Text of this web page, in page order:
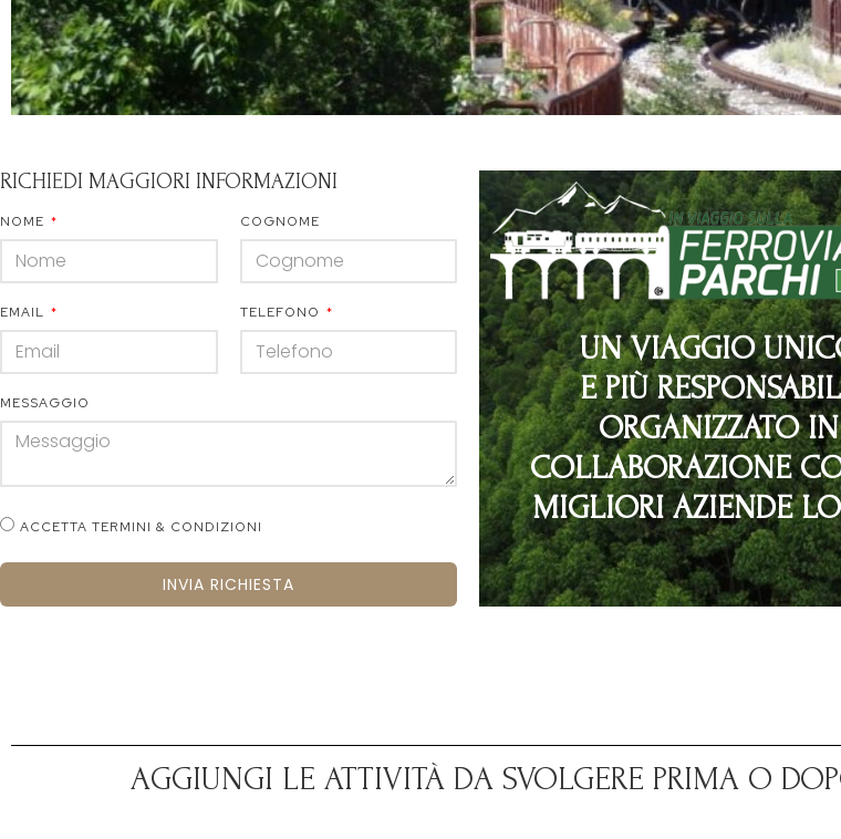
RICHIEDI MAGGIORI INFORMAZIONI
NOME COGNOME
EMAIL TELEFONO
MESSAGGIO
ACCETTA TERMINI & CONDIZIONI
INVIA RICHIESTA
UN VIAGGIO
E PIÙ
ORGANIZZATO IN
COLLABORAZIONE
MIGLIORI AZIENDE
AGGIUNGI LE ATTIVITÀ DA SVOLGERE PRIMA O